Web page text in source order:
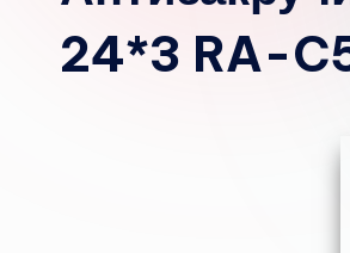
24*3 RA-